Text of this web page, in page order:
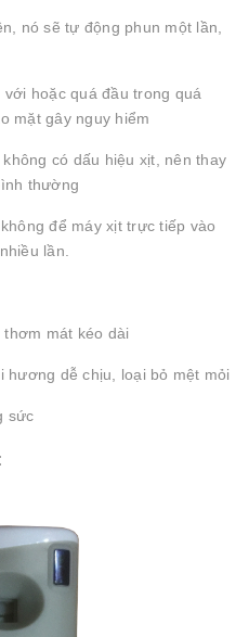
nó sẽ tự động phun một lần,
hoặc quá đầu trong quá
mặt gây nguy hiểm
có dấu hiệu xịt, nên thay
thường
để máy xịt trực tiếp vào
lần.
mát kéo dài
hương dễ chịu, loại bỏ mệt mỏi
sức